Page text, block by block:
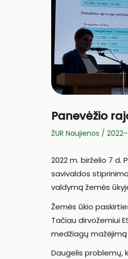
Panevėžio
ŽUR Naujienos /
2022 m. birželio 7
savivaldos
valdymą žemės
Žemės ūkio
Tačiau dirvožemiui
medžiagų mažėjimą
Daugelis problemų,